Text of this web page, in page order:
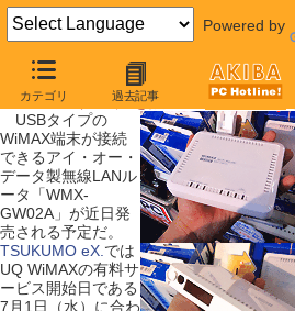
Powered by
カテゴリ 過去記事
【 2009年6月27日号 】
WiMAXアダプタを接続できるルー
USBタイプの
WiMAX端末が接続
できるアイ・オー・
データ製無線LANル
ータ「WMX-
GW02A」が近日発
売される予定だ。
TSUKUMO eX. では
UQ WiMAXの有料サ
ービス開始日である
7月1日（水）に合わ